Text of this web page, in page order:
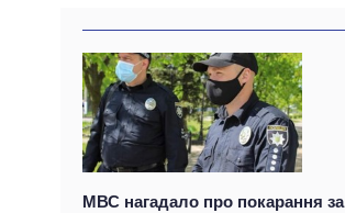
МВС нагадало про покарання за